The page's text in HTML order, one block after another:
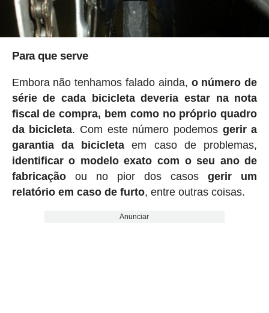
Para que serve
Embora não tenhamos falado ainda, o número de
série de cada bicicleta deveria estar na nota
fiscal de compra, bem como no próprio quadro
da bicicleta. Com este número podemos gerir a
garantia da bicicleta em caso de problemas,
identificar o modelo exato com o seu ano de
fabricaçãoou no pior dos casosgerir um
relatório em caso de furto, entre outras coisas.
Anunciar